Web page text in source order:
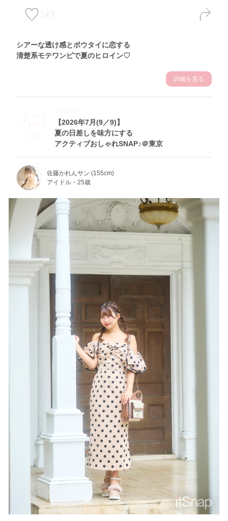
149
シアーな透け感とボウタイに恋する
清楚系モテワンピで夏のヒロイン♡
詳細を見る
7.31
Fri
【2026年7月(9／9)】
夏の日差しを味方にする
アクティブおしゃれSNAP♪＠東京
Theme
佐藤かれんサン (155cm)
アイドル・25歳